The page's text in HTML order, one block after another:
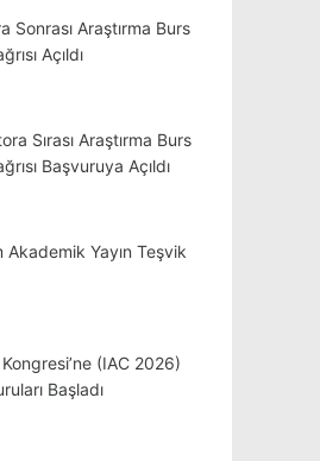
Sonrası Araştırma Burs
Açıldı
Sırası Araştırma Burs
Başvuruya Açıldı
Yayın Teşvik
(IAC 2026)
Başladı